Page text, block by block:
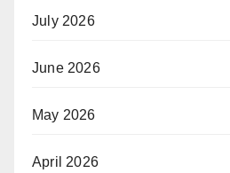
July 2026
June 2026
May 2026
April 2026